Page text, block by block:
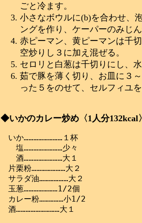
ごと冷ます。
小さなボウルに(b)を合わせ、
ングを作り、ケーパーのみじ
赤ピーマン、黄ピーマンは千
空炒りし３に加え混ぜる。
セロリと白葱は千切りにし、水
茹で豚を薄く切り、お皿に３
った５をのせて、セルフィユ
◆いかのカレー炒め〈1人分132kcal
いか……………………１杯
塩……………………少々
酒……………………大１
片栗粉…………………大２
サラダ油………………大２
玉葱…………………1/2個
カレー粉……………小1/2